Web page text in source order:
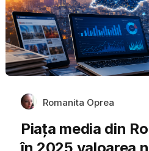
Romanita Oprea
Piața media din